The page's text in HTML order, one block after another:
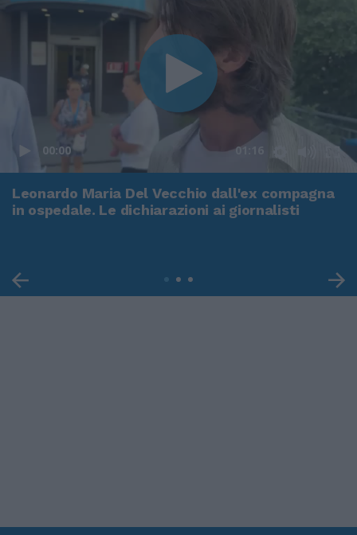
00:00 01:16
Leonardo Maria Del Vecchio dall'ex compagna
in ospedale. Le dichiarazioni ai giornalisti